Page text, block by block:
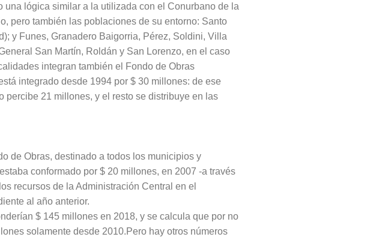
lógica similar a la utilizada con el Conurbano de la
pero también las poblaciones de su entorno: Santo
y Funes, Granadero Baigorria, Pérez, Soldini, Villa
San Martín, Roldán y San Lorenzo, en el caso
integran también el Fondo de Obras
integrado desde 1994 por $ 30 millones: de ese
21 millones, y el resto se distribuye en las
de Obras, destinado a todos los municipios y
conformado por $ 20 millones, en 2007 -a través
recursos de la Administración Central en el
al año anterior.
$ 145 millones en 2018, y se calcula que por no
solamente desde 2010.Pero hay otros números